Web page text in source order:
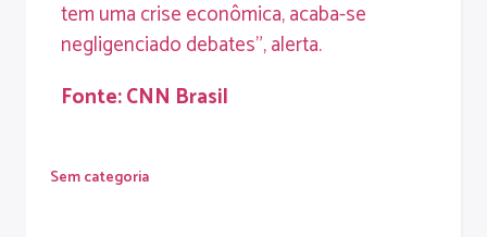
tem uma crise econômica, acaba-se
negligenciado debates”, alerta.
Fonte: CNN Brasil
Sem categoria